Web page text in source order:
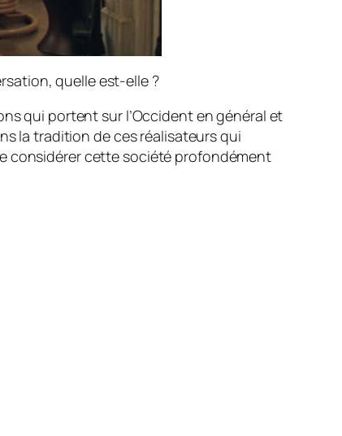
quelle est-elle ?
qui portent sur l’Occident en général et
la tradition de ces réalisateurs qui
considérer cette société profondément